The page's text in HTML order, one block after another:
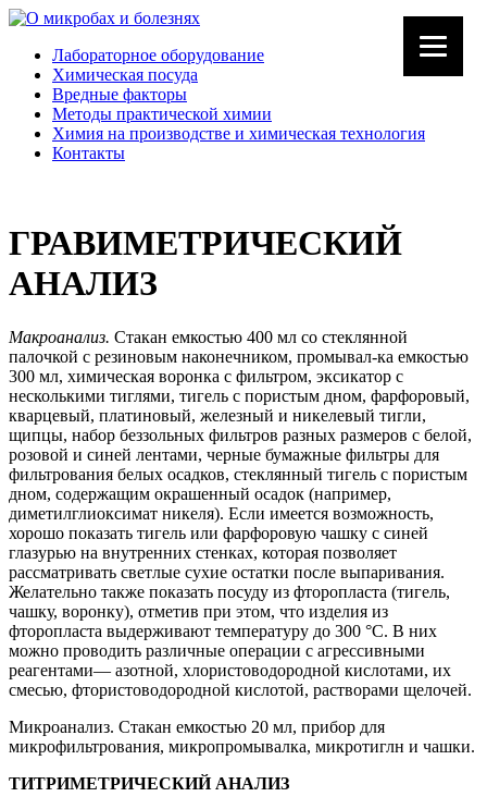
Лабораторное оборудование
Химическая посуда
Вредные факторы
Методы практической химии
Химия на производстве и химическая технология
Контакты
ГРАВИМЕТРИЧЕСКИЙ
АНАЛИЗ
Макроанализ. Стакан емкостью 400 мл со стеклянной
палочкой с резиновым наконечником, промывал-ка емкостью
300 мл, химическая воронка с фильтром, эксикатор с
несколькими тиглями, тигель с пористым дном, фарфоровый,
кварцевый, платиновый, железный и никелевый тигли,
щипцы, набор беззольных фильтров разных размеров с белой,
розовой и синей лентами, черные бумажные фильтры для
фильтрования белых осадков, стеклянный тигель с пористым
дном, содержащим окрашенный осадок (например,
диметилглиоксимат никеля). Если имеется возможность,
хорошо показать тигель или фарфоровую чашку с синей
глазурью на внутренних стенках, которая позволяет
рассматривать светлые сухие остатки после выпаривания.
Желательно также показать посуду из фторопласта (тигель,
чашку, воронку), отметив при этом, что изделия из
фторопласта выдерживают температуру до 300 °С. В них
можно проводить различные операции с агрессивными
реагентами— азотной, хлористоводородной кислотами, их
смесью, фтористоводородной кислотой, растворами щелочей.
Микроанализ. Стакан емкостью 20 мл, прибор для
микрофильтрования, микропромывалка, микротиглн и чашки.
ТИТРИМЕТРИЧЕСКИЙ АНАЛИЗ